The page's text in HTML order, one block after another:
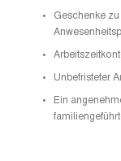
Geschenke
Unbefristeter
Ein